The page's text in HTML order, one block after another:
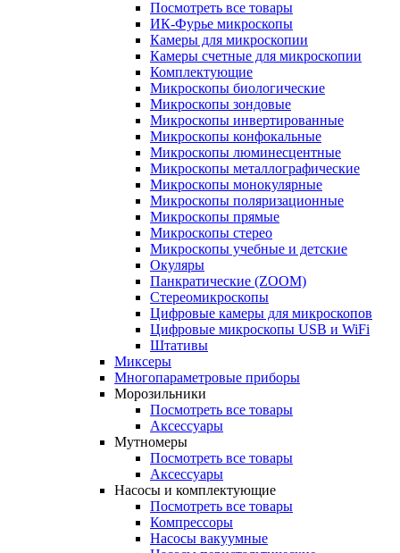
Посмотреть все товары
ИК-Фурье микроскопы
Камеры для микроскопии
Камеры счетные для микроскопии
Комплектующие
Микроскопы биологические
Микроскопы зондовые
Микроскопы инвертированные
Микроскопы конфокальные
Микроскопы люминесцентные
Микроскопы металлографические
Микроскопы монокулярные
Микроскопы поляризационные
Микроскопы прямые
Микроскопы стерео
Микроскопы учебные и детские
Окуляры
Панкратические (ZOOM)
Стереомикроскопы
Цифровые камеры для микроскопов
Цифровые микроскопы USB и WiFi
Штативы
Миксеры
Многопараметровые приборы
Морозильники
Посмотреть все товары
Аксессуары
Мутномеры
Посмотреть все товары
Аксессуары
Насосы и комплектующие
Посмотреть все товары
Компрессоры
Насосы вакуумные